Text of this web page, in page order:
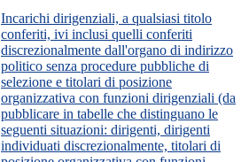
Incarichi dirigenziali, a qualsiasi titolo
conferiti, ivi inclusi quelli conferiti
discrezionalmente dall'organo di indirizzo
politico senza procedure pubbliche di
selezione e titolari di posizione
organizzativa con funzioni dirigenziali (da
pubblicare in tabelle che distinguano le
seguenti situazioni: dirigenti, dirigenti
individuati discrezionalmente, titolari di